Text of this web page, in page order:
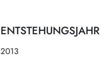
ENTSTEHUNGSJAHR
2013